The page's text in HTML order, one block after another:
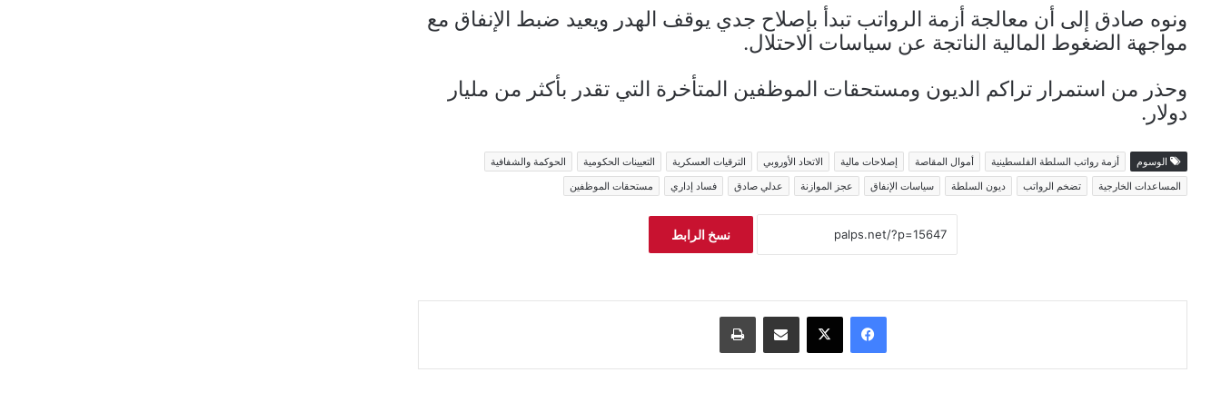
ونوه صادق إلى أن معالجة أزمة الرواتب تبدأ بإصلاح جدي يوقف الهدر ويعيد ضبط الإنفاق مع
مواجهة الضغوط المالية الناتجة عن سياسات الاحتلال.
وحذر من استمرار تراكم الديون ومستحقات الموظفين المتأخرة التي تقدر بأكثر من مليار
دولار.
الوسوم أزمة رواتب السلطة الفلسطينية أموال المقاصة إصلاحات مالية الاتحاد الأوروبي الترقيات العسكرية التعيينات الحكومية
الحوكمة والشفافية
المساعدات الخارجية
تضخم الرواتب ديون السلطة سياسات الإنفاق عجز الموازنة عدلي صادق فساد إداري مستحقات الموظفين
نسخ الرابط
فيسبوك ‫X مشاركة عبر البريد طباعة